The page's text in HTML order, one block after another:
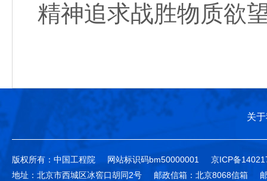
精神追求战胜物质欲
关
版权所有：中国工程院 网站标识码bm50000001
京ICP备
地址：北京市西城区冰窖口胡同2号
邮政信箱：北京8068信箱